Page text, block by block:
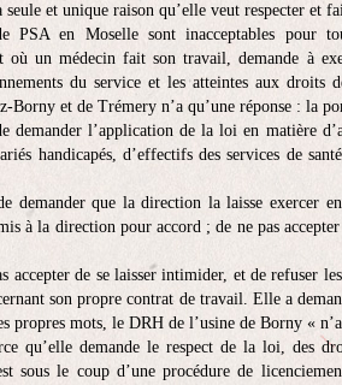
et unique raison qu’elle veut respecter et
PSA en Moselle sont inacceptables pour
un médecin fait son travail, demande à
du service et les atteintes aux droits
Borny et de Trémery n’a qu’une réponse : la
demander l’application de la loi en matière
handicapés, d’effectifs des services de
demander que la direction la laisse exercer
à la direction pour accord ; de ne pas
accepter de se laisser intimider, et de refuser
son propre contrat de travail. Elle a
propres mots, le DRH de l’usine de Borny «
qu’elle demande le respect de la loi, des
sous le coup d’une procédure de